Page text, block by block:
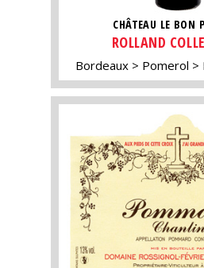
CHÂTEAU LE BON
ROLLAND
Bordeaux Pomerol